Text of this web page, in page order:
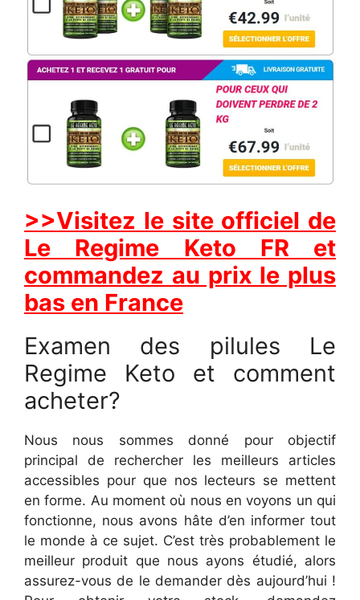
>>Visitez le site officiel de
Le Regime Keto FR et
commandez au prix le plus
bas en France
Examen des pilules Le
Regime Keto et comment
acheter?
Nous nous sommes donné pour objectif
principal de rechercher les meilleurs articles
accessibles pour que nos lecteurs se mettent
en forme. Au moment où nous en voyons un qui
fonctionne, nous avons hâte d’en informer tout
le monde à ce sujet. C’est très probablement le
meilleur produit que nous ayons étudié, alors
assurez-vous de le demander dès aujourd’hui !